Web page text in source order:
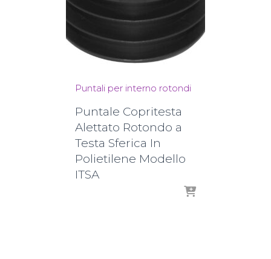
Puntali per interno rotondi
Puntale Copritesta
Alettato Rotondo a
Testa Sferica In
Polietilene Modello
ITSA